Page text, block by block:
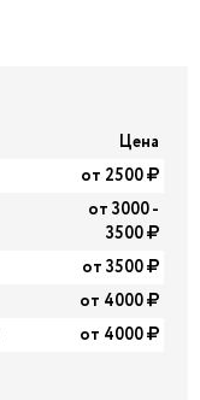
Цена
от 2500
от 3000 -
3500
от 3500
от 4000
от 4000